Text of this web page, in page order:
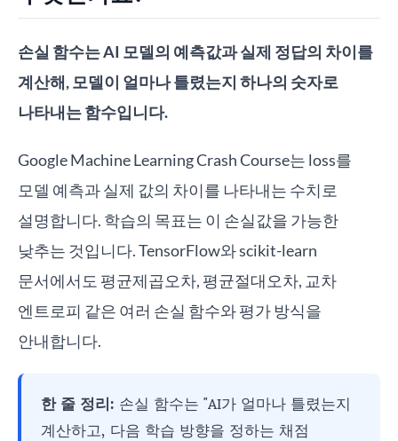
손실 함수는 AI 모델의 예측값과 실제 정답의 차이를
계산해, 모델이 얼마나 틀렸는지 하나의 숫자로
나타내는 함수입니다.
Google Machine Learning Crash Course는 loss를
모델 예측과 실제 값의 차이를 나타내는 수치로
설명합니다. 학습의 목표는 이 손실값을 가능한
낮추는 것입니다. TensorFlow와 scikit-learn
문서에서도 평균제곱오차, 평균절대오차, 교차
엔트로피 같은 여러 손실 함수와 평가 방식을
안내합니다.
한 줄 정리: 손실 함수는 "AI가 얼마나 틀렸는지
계산하고, 다음 학습 방향을 정하는 채점